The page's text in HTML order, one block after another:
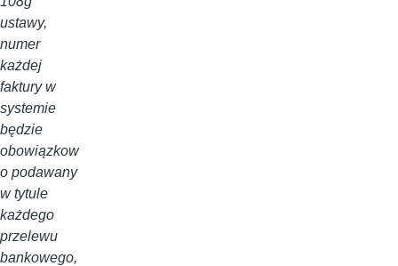
ustawy,
numer
każdej
faktury w
systemie
będzie
obowiązkow
o podawany
w tytule
każdego
przelewu
bankowego,